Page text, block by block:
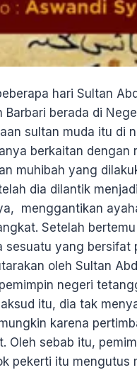
hari Sultan
Barbari berada di
sultan muda itu di
berkaitan dengan
muhibah yang
dia dilantik
menggantikan
Setelah
sesuatu yang bersifat
oleh Sultan
negeri
itu, dia tak
karena
Oleh sebab itu,
pekerti itu mengutus